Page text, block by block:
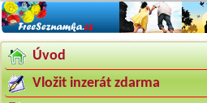
Úvod
Vložit inzerát zdarma